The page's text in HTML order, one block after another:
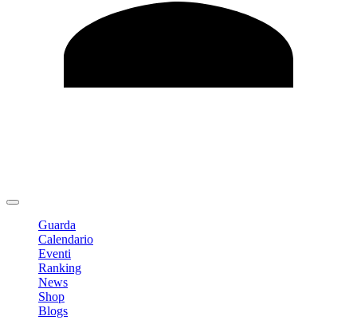
Guarda
Calendario
Eventi
Ranking
News
Shop
Blogs